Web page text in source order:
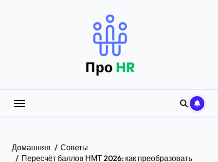
Домашняя
Советы
Пересчёт баллов НМТ 2026: как преобразовать